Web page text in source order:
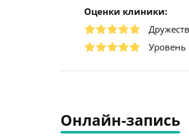
Оценки клиники:
Уровень
Онлайн-запись